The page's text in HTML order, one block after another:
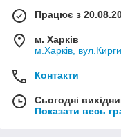
Працює з
м. Харків
м.Харків,
Контакти
Сьогодні
Показати весь